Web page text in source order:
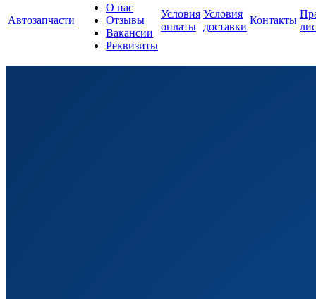
Автозапчасти
О нас
Отзывы
Вакансии
Реквизиты
Условия
оплаты
Условия
доставки
Контакты